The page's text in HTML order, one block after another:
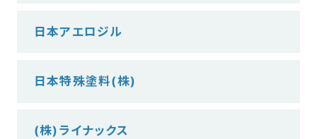
日本アエロジル
日本特殊塗料(株)
(株)ライナックス